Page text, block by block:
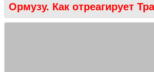
Ормузу. Как отреагирует